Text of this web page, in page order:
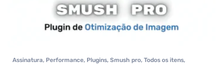
Assinatura, Performance, Plugins, Smush pro, Todos os itens,